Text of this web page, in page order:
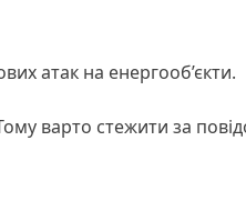
атак на енергооб’єкти.
варто стежити за